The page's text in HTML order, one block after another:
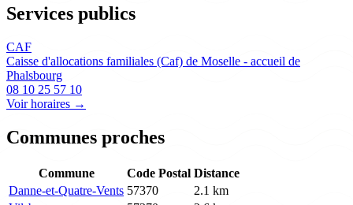
Services publics
CAF
Caisse d'allocations familiales (Caf) de Moselle - accueil de
Phalsbourg
08 10 25 57 10
Voir horaires →
Communes proches
Commune Code Postal Distance
Danne-et-Quatre-Vents 57370
2.1 km